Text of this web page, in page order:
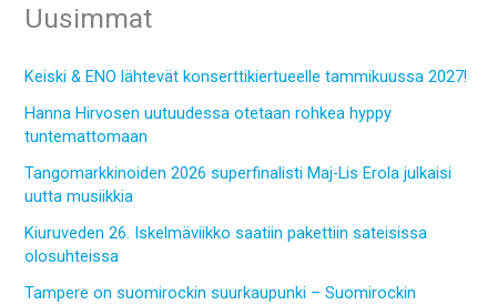
Uusimmat
Keiski & ENO lähtevät konserttikiertueelle tammikuussa 2027!
Hanna Hirvosen uutuudessa otetaan rohkea hyppy
tuntemattomaan
Tangomarkkinoiden 2026 superfinalisti Maj-Lis Erola julkaisi
uutta musiikkia
Kiuruveden 26. Iskelmäviikko saatiin pakettiin sateisissa
olosuhteissa
Tampere on suomirockin suurkaupunki – Suomirockin